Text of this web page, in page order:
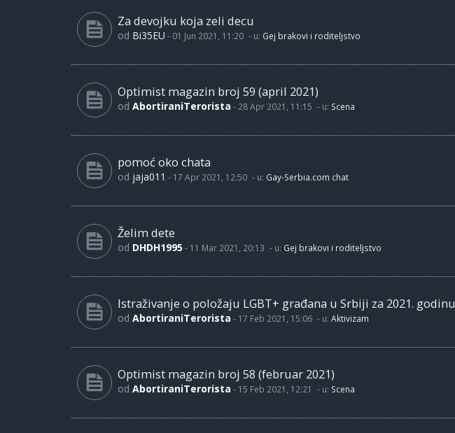
Za devojku koja zeli decu
od Bi35EU - 01 Jun 2021, 11:20 - u: Gej brakovi i roditeljstvo
Optimist magazin broj 59 (april 2021)
od AbortiraniTerorista - 28 Apr 2021, 11:15 - u: Scena
pomoć oko chata
od jaja011 - 17 Apr 2021, 12:50 - u: Gay-Serbia.com chat
Želim dete
od DHDH1995 - 11 Mar 2021, 20:13 - u: Gej brakovi i roditeljstvo
Istraživanje o položaju LGBT+ građana u Srbiji za 2021. godinu
od AbortiraniTerorista - 17 Feb 2021, 15:06 - u: Aktivizam
Optimist magazin broj 58 (februar 2021)
od AbortiraniTerorista - 15 Feb 2021, 12:21 - u: Scena